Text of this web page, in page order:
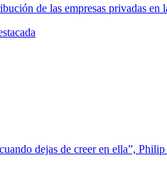
de las empresas privadas
dejas de creer en ella”,